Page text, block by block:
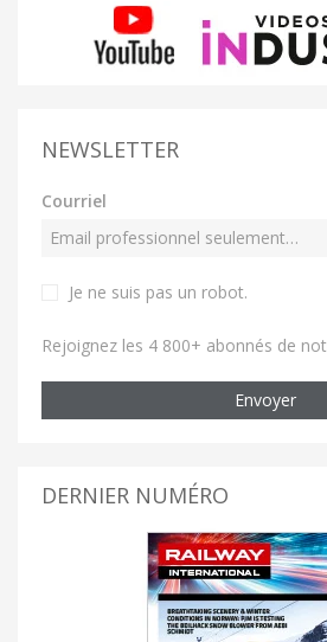
NEWSLETTER
Courriel
Je ne suis pas un robot.
Rejoignez les 4 800+ abonnés de
Envoyer
DERNIER NUMÉRO